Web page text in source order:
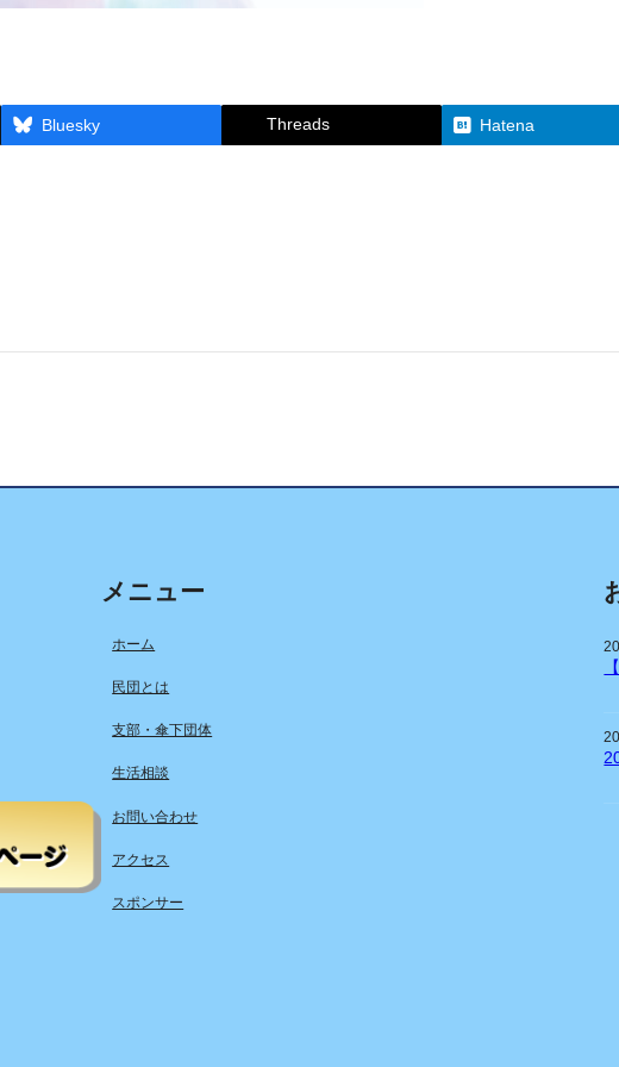
Bluesky Threads Hatena
メニュー
ホーム
民団とは
支部・傘下団体
生活相談
お問い合わせ
アクセス
スポンサー